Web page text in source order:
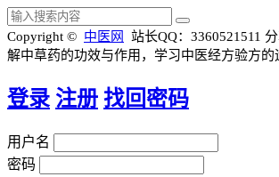
Copyright © 中医网 站长QQ：3360521511
解中草药的功效与作用，学习中医经方验方的
登录 注册 找回密码
用户名
密码